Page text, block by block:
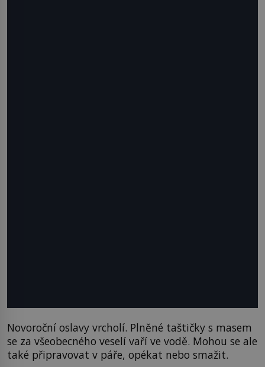
Novoroční oslavy vrcholí. Plněné taštičky s masem
se za všeobecného veselí vaří ve vodě. Mohou se ale
také připravovat v páře, opékat nebo smažit.